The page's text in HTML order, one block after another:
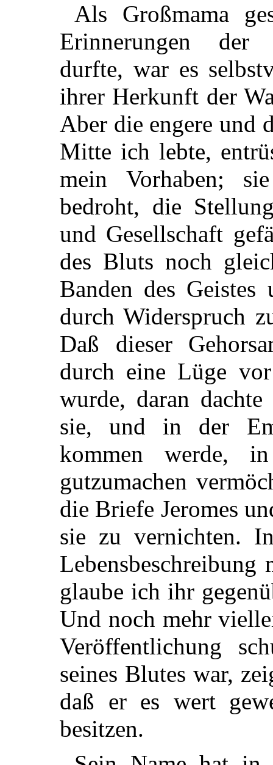
Als Großmama
Erinnerungen der
durfte, war es
ihrer Herkunft der
Aber die engere und
Mitte ich lebte,
mein Vorhaben;
bedroht, die
und Gesellschaft
des Bluts noch
Banden des Geistes
durch Widerspruch
Daß dieser
durch eine Lüge
wurde, daran
sie, und in der
kommen werde,
gutzumachen
die Briefe Jeromes
sie zu vernichten.
glaube ich ihr
Und noch mehr
Veröffentlichung
seines Blutes war,
daß er es wert
besitzen.